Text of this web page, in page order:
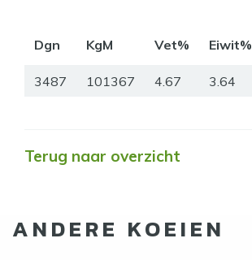
Dgn KgM Vet% Eiwit%
3487 101367 4.67 3.64
Terug naar overzicht
ANDERE KOEIEN